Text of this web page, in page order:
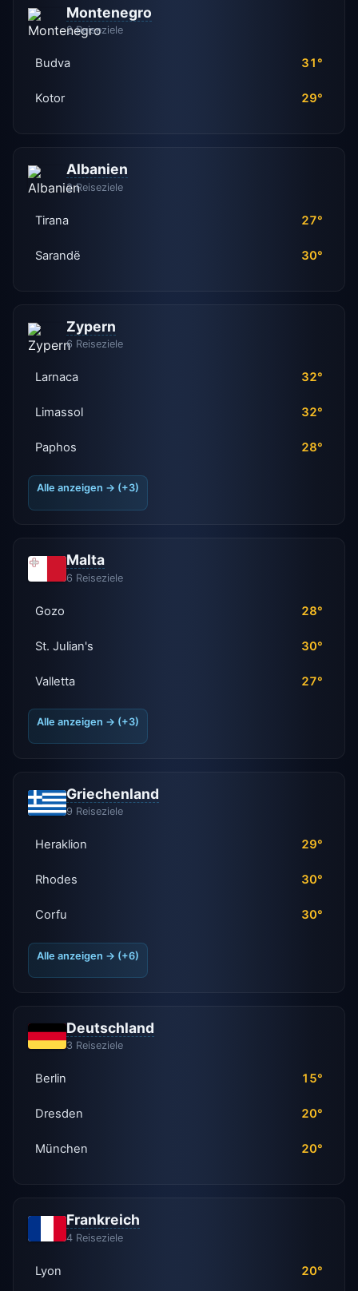
Montenegro
2 Reiseziele
Budva 31°
Kotor 29°
Albanien
2 Reiseziele
Tirana 27°
Sarandë 30°
Zypern
6 Reiseziele
Larnaca 32°
Limassol 32°
Paphos 28°
Alle anzeigen → (+3)
Malta
6 Reiseziele
Gozo 28°
St. Julian's 30°
Valletta 27°
Alle anzeigen → (+3)
Griechenland
9 Reiseziele
Heraklion 29°
Rhodes 30°
Corfu 30°
Alle anzeigen → (+6)
Deutschland
3 Reiseziele
Berlin 15°
Dresden 20°
München 20°
Frankreich
4 Reiseziele
Lyon 20°